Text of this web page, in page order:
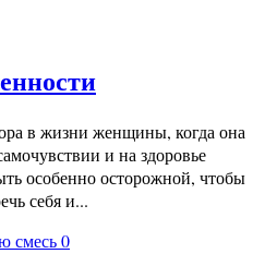
в жизни женщины, когда она
и на здоровье
особенно осторожной, чтобы
себя и...
0